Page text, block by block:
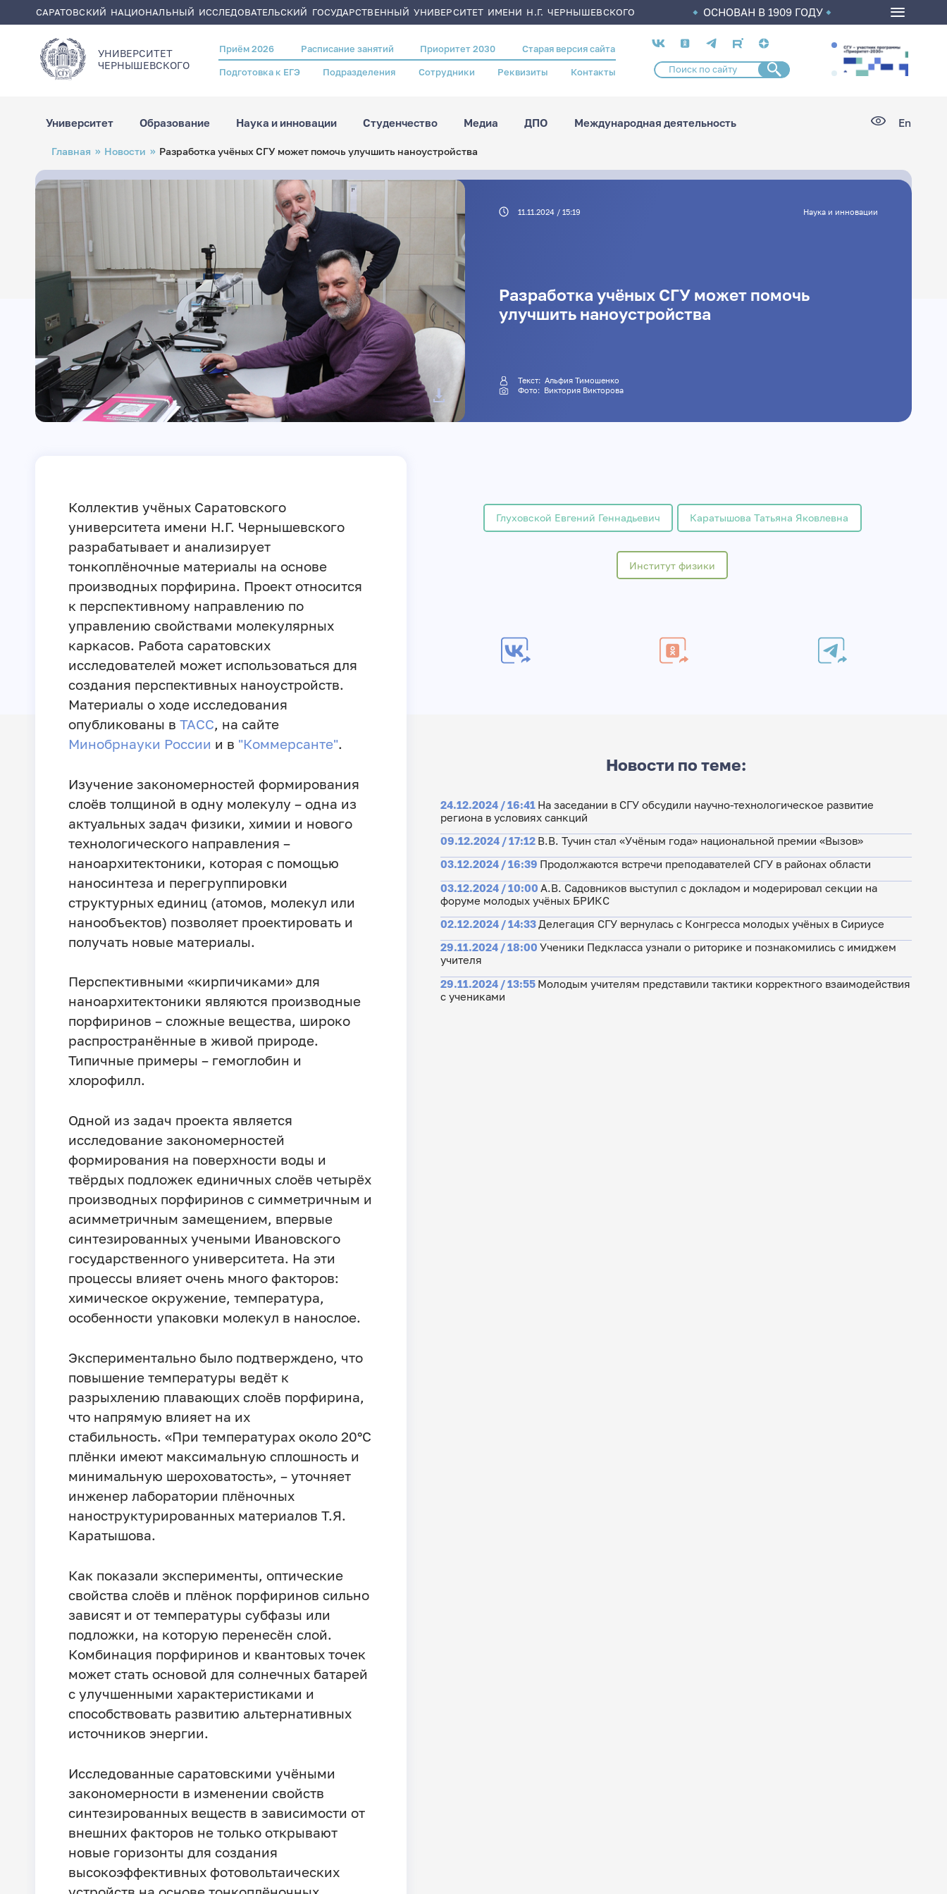
содержанию
САРАТОВСКИЙ НАЦИОНАЛЬНЫЙ ИССЛЕДОВАТЕЛЬСКИЙ ГОСУДАРСТВЕННЫЙ УНИВЕРСИТЕТ ИМЕНИ Н.Г. ЧЕРНЫШЕВСКОГО ОСНОВАН В 1909 ГОДУ
УНИВЕРСИТЕТ
ЧЕРНЫШЕВСКОГO
Header
menu
Приём 2026 Расписание занятий Приоритет 2030 Старая версия сайта
Подготовка к ЕГЭ Подразделения Сотрудники Реквизиты Контакты
Социальные
сети
Университет Образование Наука и инновации Студенчество Медиа ДПО Международная деятельность En
Строка
навигации
Главная Новости Разработка учёных СГУ может помочь улучшить наноустройства
11.11.2024 / 15:19 Наука и инновации
Разработка учёных СГУ может помочь
улучшить наноустройства
Текст: Альфия Тимошенко
Фото: Виктория Викторова
Коллектив учёных Саратовского
университета имени Н.Г. Чернышевского
разрабатывает и анализирует
тонкоплёночные материалы на основе
производных порфирина. Проект относится
к перспективному направлению по
управлению свойствами молекулярных
каркасов. Работа саратовских
исследователей может использоваться для
создания перспективных наноустройств.
Материалы о ходе исследования
опубликованы в ТАСС, на сайте
Минобрнауки России и в "Коммерсанте".
Изучение закономерностей формирования
слоёв толщиной в одну молекулу – одна из
актуальных задач физики, химии и нового
технологического направления –
наноархитектоники, которая с помощью
наносинтеза и перегруппировки
структурных единиц (атомов, молекул или
нанообъектов) позволяет проектировать и
получать новые материалы.
Перспективными «кирпичиками» для
наноархитектоники являются производные
порфиринов – сложные вещества, широко
распространённые в живой природе.
Типичные примеры – гемоглобин и
хлорофилл.
Одной из задач проекта является
исследование закономерностей
формирования на поверхности воды и
твёрдых подложек единичных слоёв четырёх
производных порфиринов с симметричным и
асимметричным замещением, впервые
синтезированных учеными Ивановского
государственного университета. На эти
процессы влияет очень много факторов:
химическое окружение, температура,
особенности упаковки молекул в нанослое.
Экспериментально было подтверждено, что
повышение температуры ведёт к
разрыхлению плавающих слоёв порфирина,
что напрямую влияет на их
стабильность. «При температурах около 20°C
плёнки имеют максимальную сплошность и
минимальную шероховатость», – уточняет
инженер лаборатории плёночных
наноструктурированных материалов Т.Я.
Каратышова.
Как показали эксперименты, оптические
свойства слоёв и плёнок порфиринов сильно
зависят и от температуры субфазы или
подложки, на которую перенесён слой.
Комбинация порфиринов и квантовых точек
может стать основой для солнечных батарей
с улучшенными характеристиками и
способствовать развитию альтернативных
источников энергии.
Исследованные саратовскими учёными
закономерности в изменении свойств
синтезированных веществ в зависимости от
внешних факторов не только открывают
новые горизонты для создания
высокоэффективных фотовольтаических
Глуховской Евгений Геннадьевич Каратышова Татьяна Яковлевна
Институт физики
Новости по теме:
24.12.2024 / 16:41 На заседании в СГУ обсудили научно-технологическое развитие
региона в условиях санкций
09.12.2024 / 17:12 В.В. Тучин стал «Учёным года» национальной премии «Вызов»
03.12.2024 / 16:39 Продолжаются встречи преподавателей СГУ в районах области
03.12.2024 / 10:00 А.В. Садовников выступил с докладом и модерировал секции на
форуме молодых учёных БРИКС
02.12.2024 / 14:33Делегация СГУ вернулась с Конгресса молодых учёных в Сириусе
29.11.2024 / 18:00 Ученики Педкласса узнали о риторике и познакомились с имиджем
учителя
29.11.2024 / 13:55 Молодым учителям представили тактики корректного взаимодействия
с учениками